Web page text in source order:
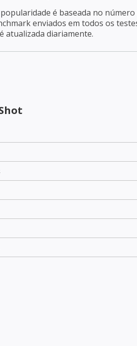
popularidade é baseada no
enviados em todos os
atualizada diariamente.